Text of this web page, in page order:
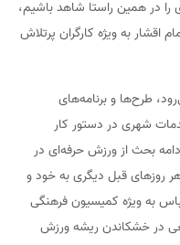
را در همین راستا شاهد باشیم،
اقشار به ویژه کارگران پرتلاش
طرح‌ها و برنامه‌های
شهری در دستور کار
بحث از ورزش حرفه‌ای در
روزهای قبل دیگری به خود و
به ویژه کمیسیون فرهنگی
در خشکاندن ریشه ورزش